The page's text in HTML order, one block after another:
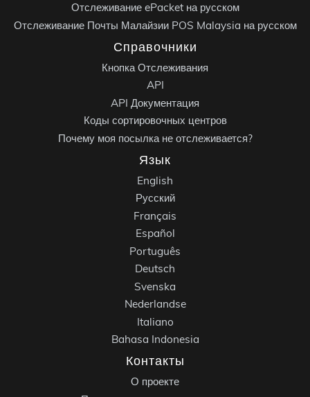
Отслеживание ePacket на русском
Отслеживание Почты Малайзии POS Malaysia на русском
Справочники
Кнопка Отслеживания
API
API Документация
Коды сортировочных центров
Почему моя посылка не отслеживается?
Язык
English
Русский
Français
Español
Português
Deutsch
Svenska
Nederlandse
Italiano
Bahasa Indonesia
Контакты
О проекте